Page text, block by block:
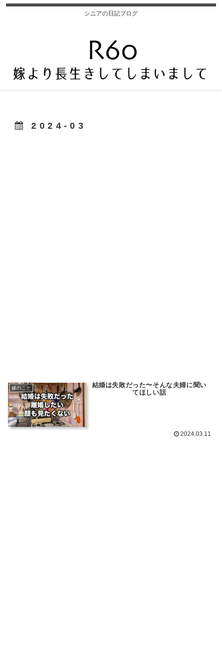
シニアの日記ブログ
2024-03
嫁のこと
結婚は失敗だった〜そんな夫婦に聞い
てほしい話
2024.03.11